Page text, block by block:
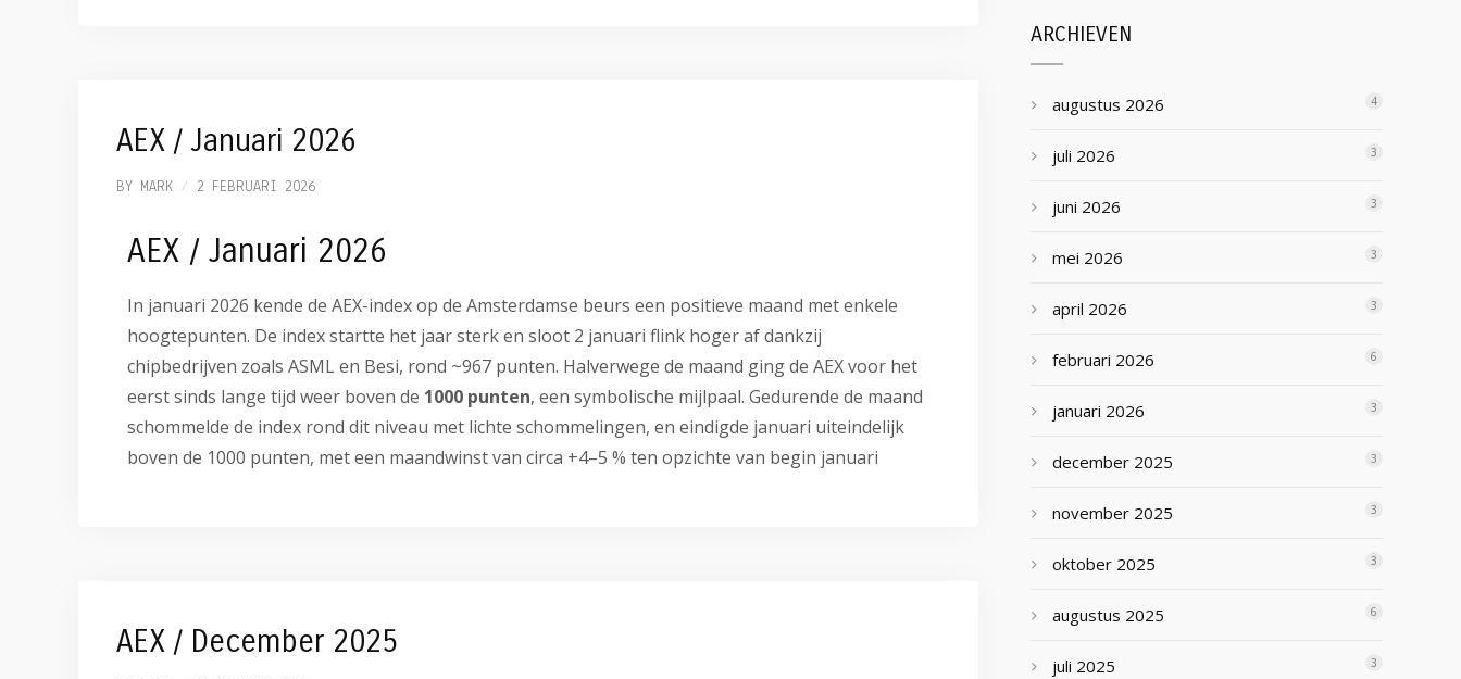
AEX / Januari 2026
BY MARK 2 FEBRUARI 2026
AEX / Januari 2026
In januari 2026 kende de AEX-index op de Amsterdamse beurs een positieve maand met enkele
hoogtepunten. De index startte het jaar sterk en sloot 2 januari flink hoger af dankzij
chipbedrijven zoals ASML en Besi, rond ~967 punten. Halverwege de maand ging de AEX voor het
eerst sinds lange tijd weer boven de 1000 punten, een symbolische mijlpaal. Gedurende de maand
schommelde de index rond dit niveau met lichte schommelingen, en eindigde januari uiteindelijk
boven de 1000 punten, met een maandwinst van circa +4–5 % ten opzichte van begin januari
AEX / December 2025
ARCHIEVEN
augustus 2026 4
juli 2026 3
juni 2026 3
mei 2026 3
april 2026 3
februari 2026 6
januari 2026 3
december 2025 3
november 2025 3
oktober 2025 3
augustus 2025 6
juli 2025 3